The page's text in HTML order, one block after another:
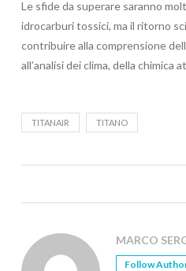
Le sfide da superare saranno
idrocarburi tossici, ma il ritorno
contribuire alla comprensione
all’analisi dei clima, della
TITANAIR TITANO
MARCO
Follow